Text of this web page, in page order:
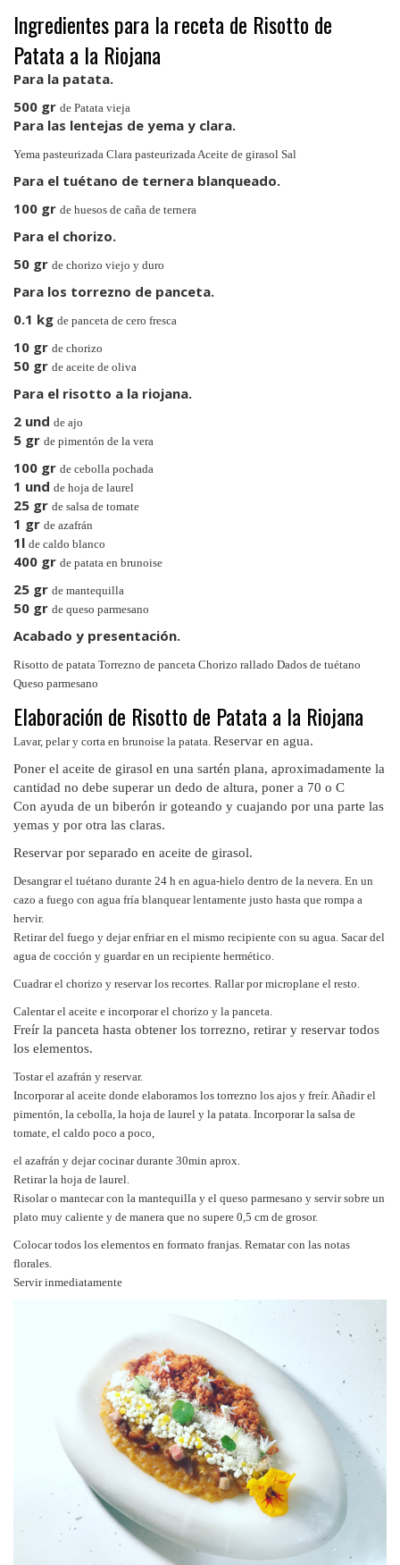
Ingredientes para la receta de Risotto de
Patata a la Riojana
Para la patata.
500 gr de Patata vieja
Para las lentejas de yema y clara.
Yema pasteurizada Clara pasteurizada Aceite de girasol Sal
Para el tuétano de ternera blanqueado.
100 gr de huesos de caña de ternera
Para el chorizo.
50 gr de chorizo viejo y duro
Para los torrezno de panceta.
0.1 kg de panceta de cero fresca
10 gr de chorizo
50 gr de aceite de oliva
Para el risotto a la riojana.
2 und de ajo
5 gr de pimentón de la vera
100 gr de cebolla pochada
1 und de hoja de laurel
25 gr de salsa de tomate
1 gr de azafrán
1l de caldo blanco
400 gr de patata en brunoise
25 gr de mantequilla
50 gr de queso parmesano
Acabado y presentación.
Risotto de patata Torrezno de panceta Chorizo rallado Dados de tuétano
Queso parmesano
Elaboración de Risotto de Patata a la Riojana
Lavar, pelar y corta en brunoise la patata. Reservar en agua.
Poner el aceite de girasol en una sartén plana, aproximadamente la
cantidad no debe superar un dedo de altura, poner a 70 o C
Con ayuda de un biberón ir goteando y cuajando por una parte las
yemas y por otra las claras.
Reservar por separado en aceite de girasol.
Desangrar el tuétano durante 24 h en agua-hielo dentro de la nevera. En un
cazo a fuego con agua fría blanquear lentamente justo hasta que rompa a
hervir.
Retirar del fuego y dejar enfriar en el mismo recipiente con su agua. Sacar del
agua de cocción y guardar en un recipiente hermético.
Cuadrar el chorizo y reservar los recortes. Rallar por microplane el resto.
Calentar el aceite e incorporar el chorizo y la panceta.
Freír la panceta hasta obtener los torrezno, retirar y reservar todos
los elementos.
Tostar el azafrán y reservar.
Incorporar al aceite donde elaboramos los torrezno los ajos y freír. Añadir el
pimentón, la cebolla, la hoja de laurel y la patata. Incorporar la salsa de
tomate, el caldo poco a poco,
el azafrán y dejar cocinar durante 30min aprox.
Retirar la hoja de laurel.
Risolar o mantecar con la mantequilla y el queso parmesano y servir sobre un
plato muy caliente y de manera que no supere 0,5 cm de grosor.
Colocar todos los elementos en formato franjas. Rematar con las notas
florales.
Servir inmediatamente